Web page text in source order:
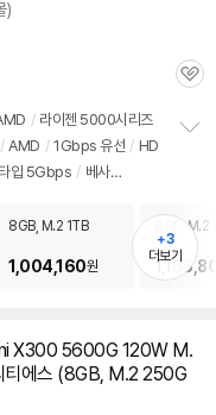
)
관
/ 라이젠 5000시리즈
/ AMD / 1Gbps 유선 / HD
입 5Gbps / 베사
치
기
8GB, M.2 1TB
1,004,160원
8GB, M.2
+3
더보기
X300 5600G 120W M.
티에스 (8GB, M.2 250G